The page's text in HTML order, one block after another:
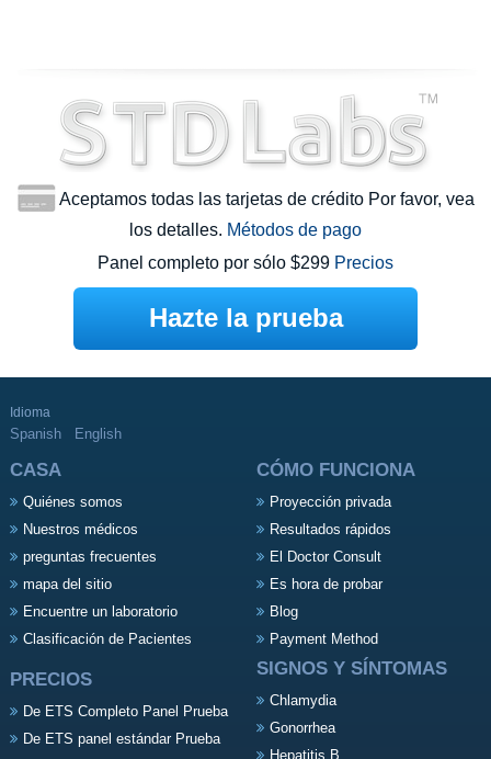
Aceptamos todas las tarjetas de crédito Por favor, vea
los detalles. Métodos de pago
Panel completo por sólo $299 Precios
Hazte la prueba
Idioma
Spanish English
CASA
Quiénes somos
Nuestros médicos
preguntas frecuentes
mapa del sitio
Encuentre un laboratorio
Clasificación de Pacientes
CÓMO FUNCIONA
Proyección privada
Resultados rápidos
El Doctor Consult
Es hora de probar
Blog
Payment Method
PRECIOS
De ETS Completo Panel Prueba
De ETS panel estándar Prueba
SIGNOS Y SÍNTOMAS
Chlamydia
Gonorrhea
Hepatitis B